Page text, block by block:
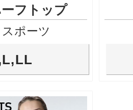
フトップ
ポーツ